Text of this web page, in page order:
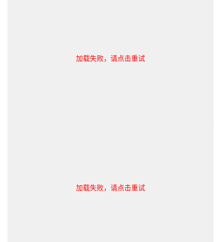
加载失败，请点击重试
加载失败，请点击重试